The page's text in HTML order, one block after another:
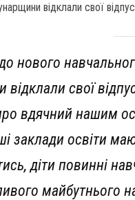
відклали свої
нового
відклали свої
вдячний нашим
заклади освіти
діти повинні
майбутнього